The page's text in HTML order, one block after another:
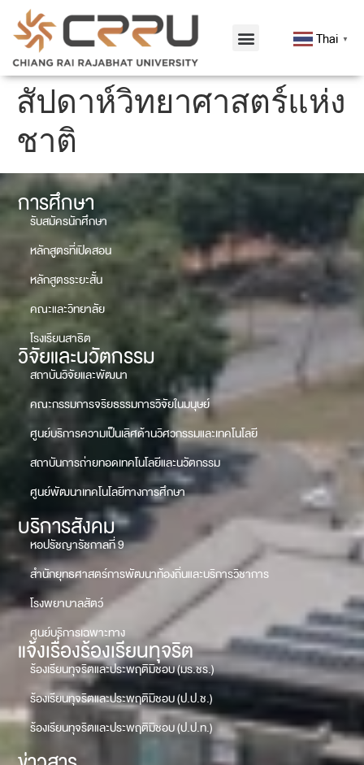
Thai ▼
สัปดาห์วิทยาศาสตร์แห่ง
ชาติ
การศึกษา
รับสมัครนักศึกษา
หลักสูตรที่เปิดสอน
หลักสูตรระยะสั้น
คณะและวิทยาลัย
โรงเรียนสาธิต
วิจัยและนวัตกรรม
สถาบันวิจัยและพัฒนา
คณะกรรมการจริยธรรมการวิจัยในมนุษย์
ศูนย์บริการความเป็นเลิศด้านวิศวกรรมและเทคโนโลยี
สถาบันการถ่ายทอดเทคโนโลยีและนวัตกรรม
ศูนย์พัฒนาเทคโนโลยีทางการศึกษา
บริการสังคม
หอปรัชญารัชกาลที่ 9
สำนักยุทธศาสตร์การพัฒนาท้องถิ่นและบริการวิชาการ
โรงพยาบาลสัตว์
ศูนย์บริการเฉพาะทาง
แจ้งเรื่องร้องเรียนทุจริต
ร้องเรียนทุจริตและประพฤติมิชอบ (มร.ชร.)
ร้องเรียนทุจริตและประพฤติมิชอบ (ป.ป.ช.)
ร้องเรียนทุจริตและประพฤติมิชอบ (ป.ป.ท.)